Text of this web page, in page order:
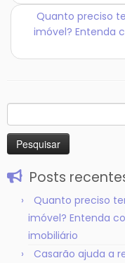
Quanto preciso
imóvel? Entenda
Pesquisar
por:
Posts
Quanto preciso
imóvel? Entenda
imobiliário
Casarão ajuda a